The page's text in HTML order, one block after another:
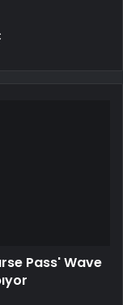
Pass' Wave